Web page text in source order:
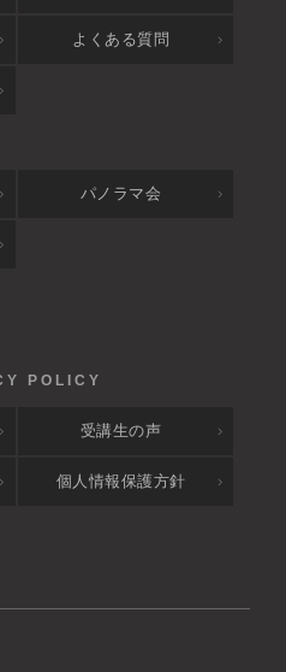
よくある質問
パノラマ会
受講生の声
個人情報保護方針